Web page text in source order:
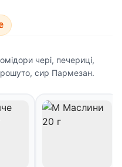
чері, печериці,
сир Пармезан.